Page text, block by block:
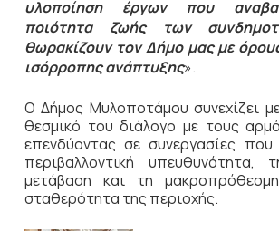
υλοποίηση έργων που
ποιότητα ζωής των
θωρακίζουν τον Δήμο μας με
ισόρροπης ανάπτυξης».
Ο Δήμος Μυλοποτάμου συνεχίζει
θεσμικό του διάλογο με τους
επενδύοντας σε συνεργασίες που
περιβαλλοντική υπευθυνότητα,
μετάβαση και τη
σταθερότητα της περιοχής.